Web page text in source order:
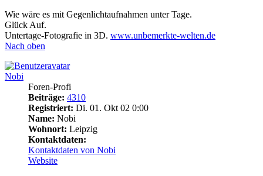
Wie wäre es mit Gegenlichtaufnahmen unter Tage.
Glück Auf.
Untertage-Fotografie in 3D. www.unbemerkte-welten.de
Nach oben
Nobi
Foren-Profi
Beiträge: 4310
Registriert: Di. 01. Okt 02 0:00
Name: Nobi
Wohnort: Leipzig
Kontaktdaten:
Kontaktdaten von Nobi
Website